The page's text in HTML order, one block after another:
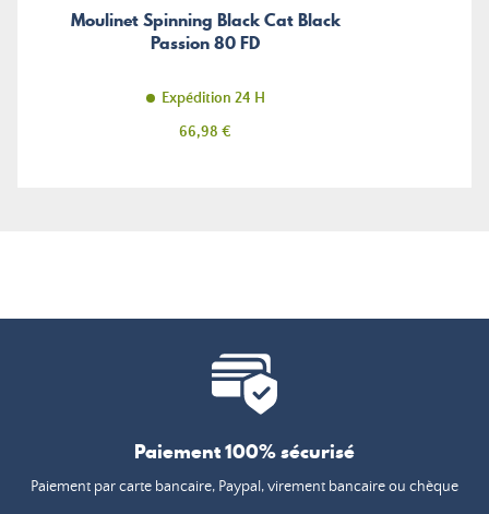
Moulinet Spinning Black Cat Black
Passion 80 FD
Expédition 24 H
Prix
66,98 €
Paiement 100% sécurisé
Paiement par carte bancaire, Paypal, virement bancaire ou chèque